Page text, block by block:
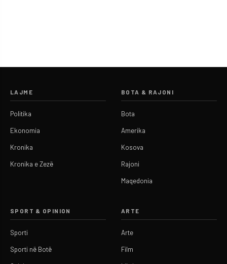
LAJME
Politika
Ekonomia
Kronika
Kronika e Zezë
BOTA & RAJONI
Bota
Amerika
Kosova
Rajoni
Maqedonia
SPORT & OPINION
Sporti
Sporti në Botë
ARTE
Arte
Film